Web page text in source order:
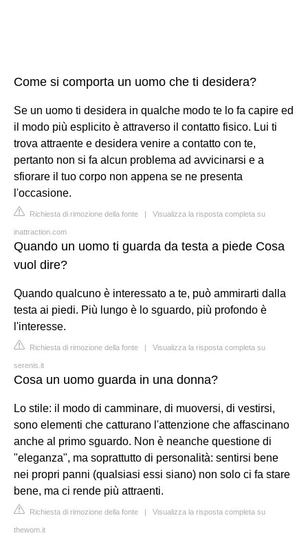
Come si comporta un uomo che ti desidera?
Se un uomo ti desidera in qualche modo te lo fa capire ed
il modo più esplicito è attraverso il contatto fisico. Lui ti
trova attraente e desidera venire a contatto con te,
pertanto non si fa alcun problema ad avvicinarsi e a
sfiorare il tuo corpo non appena se ne presenta
l'occasione.
Richiesta di rimozione della fonte | Visualizza la risposta completa su
inattraction.com
Quando un uomo ti guarda da testa a piede Cosa
vuol dire?
Quando qualcuno è interessato a te, può ammirarti dalla
testa ai piedi. Più lungo è lo sguardo, più profondo è
l'interesse.
Richiesta di rimozione della fonte | Visualizza la risposta completa su
serenis.it
Cosa un uomo guarda in una donna?
Lo stile: il modo di camminare, di muoversi, di vestirsi,
sono elementi che catturano l'attenzione che affascinano
anche al primo sguardo. Non è neanche questione di
"eleganza", ma soprattutto di personalità: sentirsi bene
nei propri panni (qualsiasi essi siano) non solo ci fa stare
bene, ma ci rende più attraenti.
Richiesta di rimozione della fonte | Visualizza la risposta completa su
thewom.it